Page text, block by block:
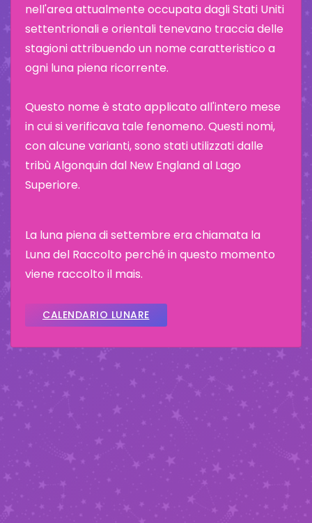
nell'area attualmente occupata dagli Stati Uniti
settentrionali e orientali tenevano traccia delle
stagioni attribuendo un nome caratteristico a
ogni luna piena ricorrente.
Questo nome è stato applicato all'intero mese
in cui si verificava tale fenomeno. Questi nomi,
con alcune varianti, sono stati utilizzati dalle
tribù Algonquin dal New England al Lago
Superiore.
La luna piena di settembre era chiamata la
Luna del Raccolto perché in questo momento
viene raccolto il mais.
CALENDARIO LUNARE